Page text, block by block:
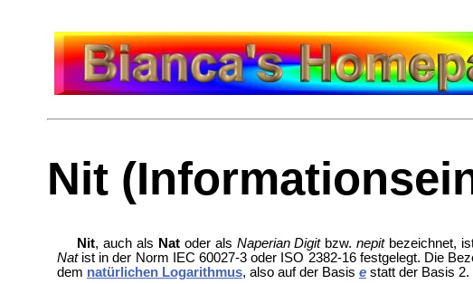
Nit
Nit, auch als Natoder als Naperian Digitbzw.nepitbezeichnet,
Natist in der Norm IEC 60027-3 oder ISO 2382-16 festgelegt. Die
dem natürlichen Logarithmus, also auf der Basis estatt der Basis 2.